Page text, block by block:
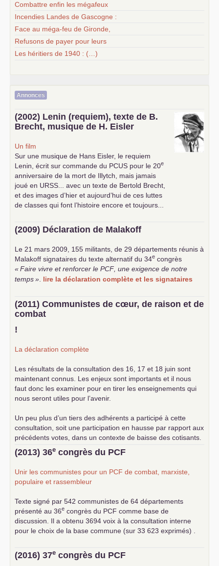
Combattre enfin les mégafeux
Incendies Landes de Gascogne :
Face au méga-feu de Gironde,
Refusons de payer pour leurs
Les héritiers de 1940 : (…)
Annonces
(2002) Lenin (requiem), texte de B.
Brecht, musique de H. Eisler
Un film
Sur une musique de Hans Eisler, le requiem
Lenin, écrit sur commande du PCUS pour le 20e
anniversaire de la mort de Illytch, mais jamais
joué en URSS ... avec un texte de Bertold Brecht,
et des images d’hier et aujourd’hui de ces luttes
de classes qui font l’histoire encore et toujours...
(2009) Déclaration de Malakoff
Le 21 mars 2009, 155 militants, de 29 départements réunis à
Malakoff signataires du texte alternatif du 34e congrès
«Faire vivre et renforcer le PCF , une exigence de notre
temps» lire la déclaration complète et les signataires
(2011) Communistes de cœur, de raison et de
combat
!
La déclaration complète
Les résultats de la consultation des 16, 17 et 18 juin sont
maintenant connus. Les enjeux sont importants et il nous
faut donc les examiner pour en tirer les enseignements qui
nous seront utiles pour l’avenir.
Un peu plus d’un tiers des adhérents a participé à cette
consultation, soit une participation en hausse par rapport aux
précédents votes, dans un contexte de baisse des cotisants.
... lire la suite
(2013) 36e congrès du PCF
Unir les communistes pour un PCF de combat, marxiste,
populaire et rassembleur
Texte signé par 542 communistes de 64 départements
présenté au 36e congrès du PCF comme base de
discussion. Il a obtenu 3694 voix à la consultation interne
pour le choix de la base commune (sur 33 623 exprimés) .
(2016) 37e congrès du PCF